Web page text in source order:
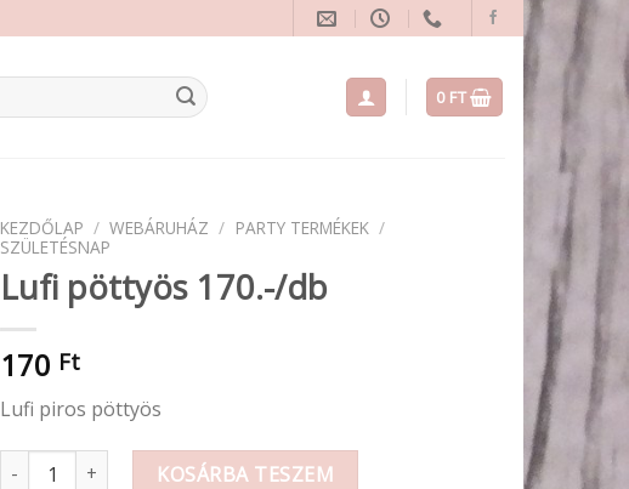
0 FT
KEZDŐLAP / WEBÁRUHÁZ / PARTY TERMÉKEK /
SZÜLETÉSNAP
Lufi pöttyös 170.-/db
170 Ft
Lufi piros pöttyös
Lufi pöttyös 170.-/db mennyiség
KOSÁRBA TESZEM